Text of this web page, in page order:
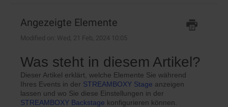
Angezeigte Elemente
Modified on: Wed, 21 Feb, 2024 10:05
Was steht in diesem Artikel?
Dieser Artikel erklärt, welche Elemente Sie während
Ihres Events in der STREAMBOXY Stage anzeigen
lassen und wo Sie diese Einstellungen in der
STREAMBOXY Backstage konfigurieren können.